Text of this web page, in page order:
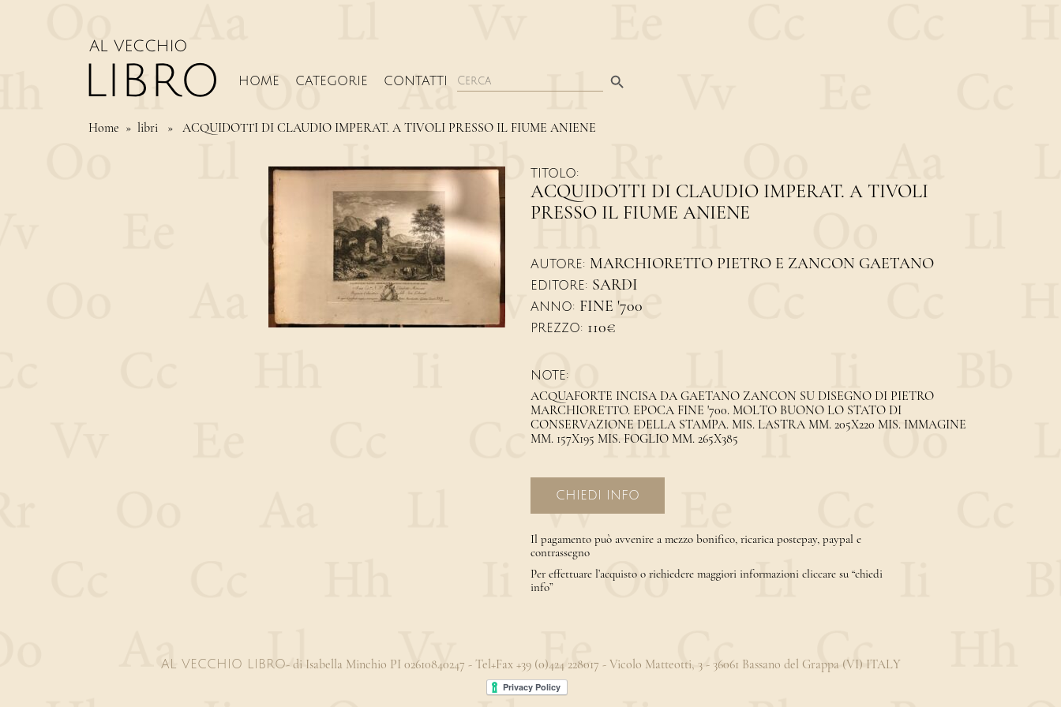
HOME CATEGORIE CONTATTI
Search
for:
Home » libri » ACQUIDOTTI DI CLAUDIO IMPERAT. A TIVOLI PRESSO IL FIUME ANIENE
TITOLO:
ACQUIDOTTI DI CLAUDIO IMPERAT. A TIVOLI
PRESSO IL FIUME ANIENE
AUTORE: MARCHIORETTO PIETRO E ZANCON GAETANO
EDITORE: SARDI
ANNO: FINE '700
PREZZO: 110€
NOTE:
ACQUAFORTE INCISA DA GAETANO ZANCON SU DISEGNO DI PIETRO
MARCHIORETTO. EPOCA FINE '700. MOLTO BUONO LO STATO DI
CONSERVAZIONE DELLA STAMPA. MIS. LASTRA MM. 205X220 MIS. IMMAGINE
MM. 157X195 MIS. FOGLIO MM. 265X385
CHIEDI INFO
Il pagamento può avvenire a mezzo bonifico, ricarica postepay, paypal e
contrassegno
Per effettuare l’acquisto o richiedere maggiori informazioni cliccare su “chiedi
info”
AL VECCHIO LIBRO- di Isabella Minchio PI 02610840247 - Tel+Fax +39 (0)424 228017 - Vicolo Matteotti, 3 - 36061 Bassano del Grappa (VI) ITALY